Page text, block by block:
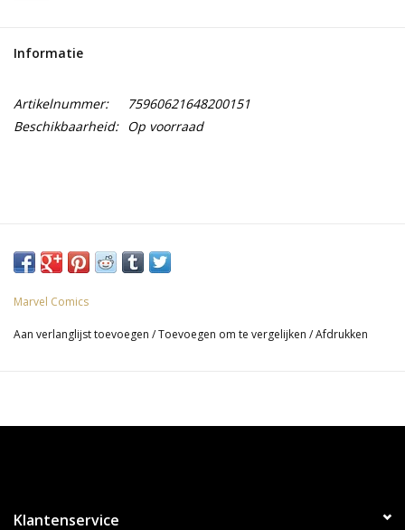
Informatie
Artikelnummer:
75960621648200151
Beschikbaarheid: Op voorraad
Marvel Comics
Aan verlanglijst toevoegen /Toevoegen om te vergelijken /Afdrukken
Klantenservice